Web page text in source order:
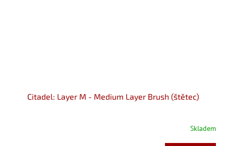
Citadel: Layer M - Medium Layer Brush (štětec)
Skladem